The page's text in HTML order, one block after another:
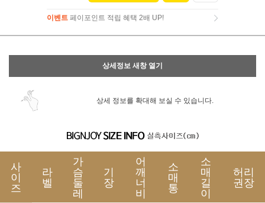
이벤트 페이포인트 적립 혜택 2배 UP!
이벤트페이포인트 적립 혜택 2배 UP!
상세정보 새창 열기
상세 정보를 확대해 보실 수 있습니다.
사
이
즈
라
벨
가
슴
둘
레
기
장
어
깨
너
비
소
매
통
소
매
길
이
허리
권장